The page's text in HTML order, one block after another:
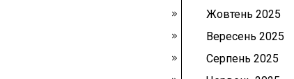
Жовтень 2025
Вересень 2025
Серпень 2025